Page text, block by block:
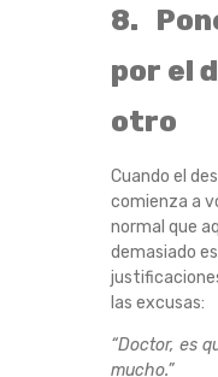
8.
por el
otro
Cuando el
comienza a
normal que
demasiado
las excusas:
“Doctor, es
mucho.”